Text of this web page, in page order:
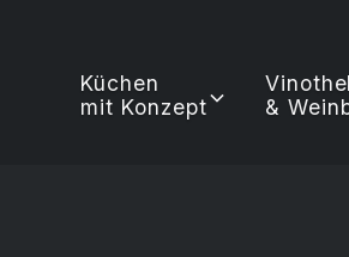
Küchen
mit Konzept
&